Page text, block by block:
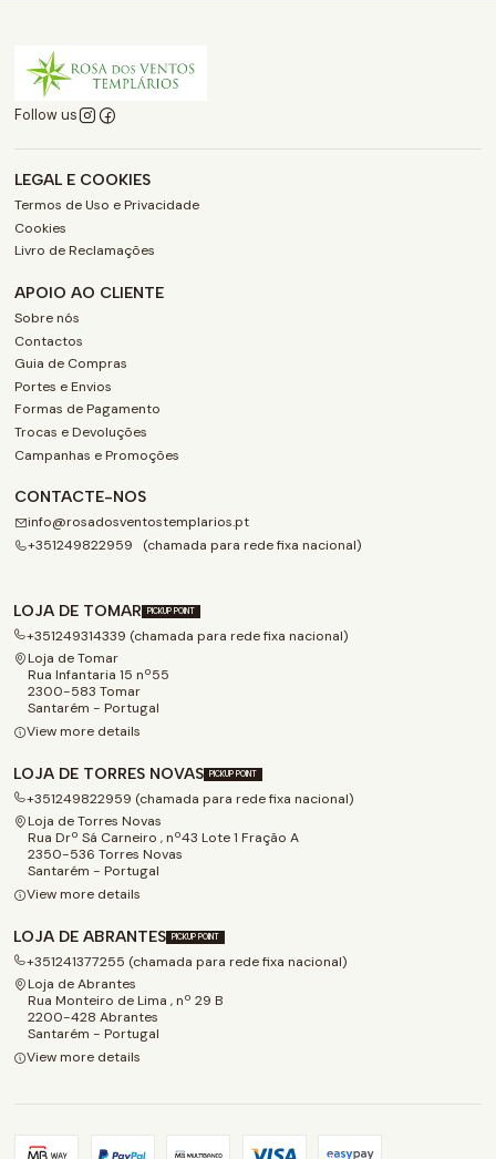
Follow us
LEGAL E COOKIES
Termos de Uso e Privacidade
Cookies
Livro de Reclamações
APOIO AO CLIENTE
Sobre nós
Contactos
Guia de Compras
Portes e Envios
Formas de Pagamento
Trocas e Devoluções
Campanhas e Promoções
CONTACTE-NOS
info@rosadosventostemplarios.pt
+351249822959 (chamada para rede fixa nacional)
LOJA DE TOMAR PICKUP POINT
+351249314339 (chamada para rede fixa nacional)
Loja de Tomar
Rua Infantaria 15 nº55
2300-583 Tomar
Santarém - Portugal
View more details
LOJA DE TORRES NOVAS PICKUP POINT
+351249822959 (chamada para rede fixa nacional)
Loja de Torres Novas
Rua Drº Sá Carneiro , nº43 Lote 1 Fração A
2350-536 Torres Novas
Santarém - Portugal
View more details
LOJA DE ABRANTES PICKUP POINT
+351241377255 (chamada para rede fixa nacional)
Loja de Abrantes
Rua Monteiro de Lima , nº 29 B
2200-428 Abrantes
Santarém - Portugal
View more details